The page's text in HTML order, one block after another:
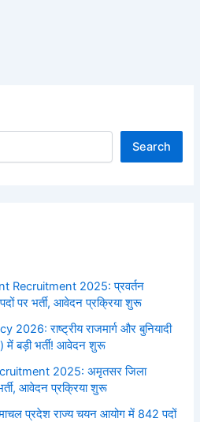
Search
Recruitment 2025: प्रवर्तन
पर भर्ती, आवेदन प्रक्रिया शुरू
राष्ट्रीय राजमार्ग और बुनियादी
में बड़ी भर्ती! आवेदन शुरू
2025: अमृतसर जिला
आवेदन प्रक्रिया शुरू
प्रदेश राज्य चयन आयोग में 842 पदों